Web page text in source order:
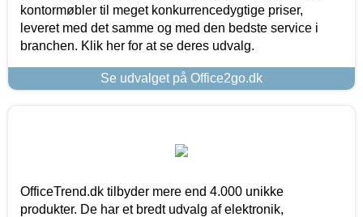
kontormøbler til meget konkurrencedygtige priser,
leveret med det samme og med den bedste service i
branchen. Klik her for at se deres udvalg.
Se udvalget på Office2go.dk
OfficeTrend.dk tilbyder mere end 4.000 unikke
produkter. De har et bredt udvalg af elektronik,